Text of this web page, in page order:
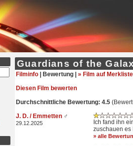
Guardians of the
Filminfo Bewertung | » Film auf Merkliste
Diesen Film bewerten
Durchschnittliche Bewertung: 4.5
J. D. / Emmetten ♂
29.12.2025
Ich fand ihn
zuschauen es
» alle